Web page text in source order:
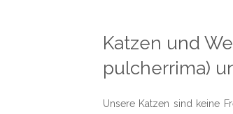
Katzen und
pulcherrima)
Unsere Katzen sind keine